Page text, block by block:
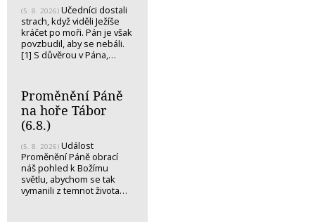
(5. 8. 2026) Učedníci dostali
strach, když viděli Ježíše
kráčet po moři. Pán je však
povzbudil, aby se nebáli.
[1] S důvěrou v Pána,…
Proměnění Páně
na hoře Tábor
(6.8.)
(5. 8. 2026) Událost
Proměnění Páně obrací
náš pohled k Božímu
světlu, abychom se tak
vymanili z temnot života…